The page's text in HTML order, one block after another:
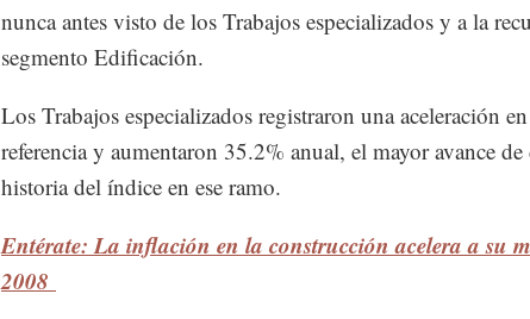
nunca antes visto de los Trabajos especializados y a la
segmento Edificación.
Los Trabajos especializados registraron una aceleración
referencia y aumentaron 35.2% anual, el mayor avance
historia del índice en ese ramo.
Entérate: La inflación en la construcción acelera a su
2008